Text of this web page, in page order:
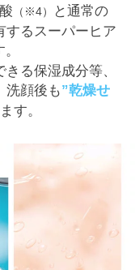
（※4）
と通常の
するスーパーヒア
る保湿成分等、
洗顔後も”乾燥せ
す。